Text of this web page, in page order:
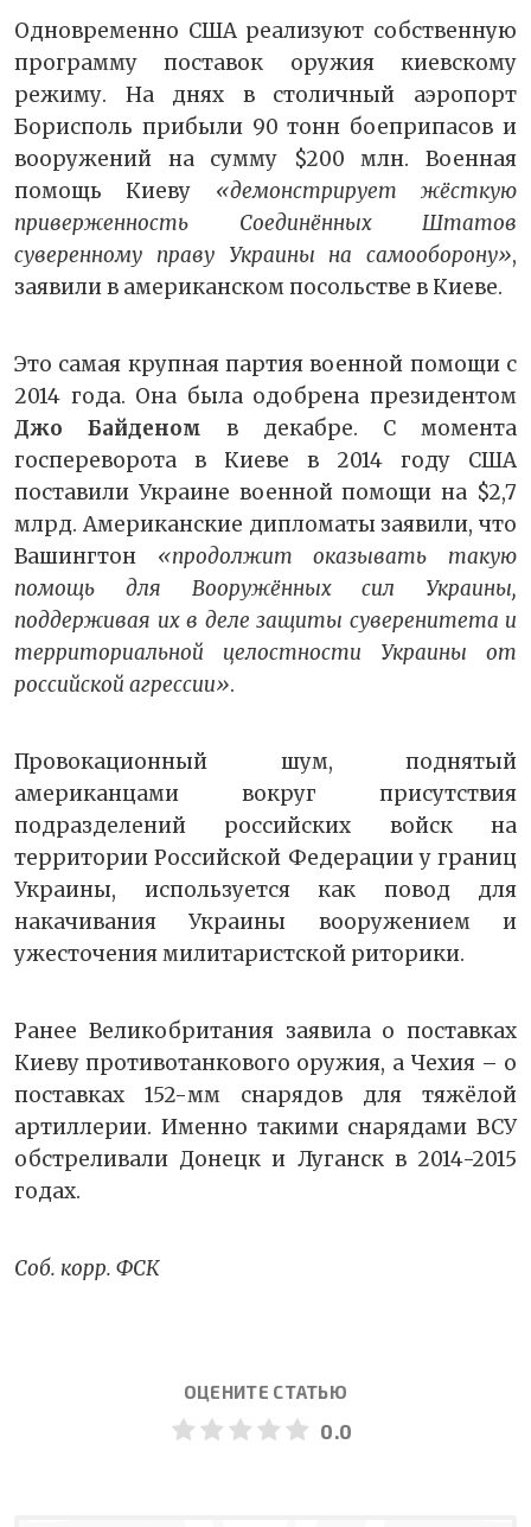
Одновременно США реализуют собственную
программу поставок оружия киевскому
режиму. На днях в столичный аэропорт
Борисполь прибыли 90 тонн боеприпасов и
вооружений на сумму $200 млн. Военная
помощь Киеву «демонстрирует жёсткую
приверженность Соединённых Штатов
суверенному праву Украины на самооборону»,
заявили в американском посольстве в Киеве.
Это самая крупная партия военной помощи с
2014 года. Она была одобрена президентом
Джо Байденом в декабре. С момента
госпереворота в Киеве в 2014 году США
поставили Украине военной помощи на $2,7
млрд. Американские дипломаты заявили, что
Вашингтон «продолжит оказывать такую
помощь для Вооружённых сил Украины,
поддерживая их в деле защиты суверенитета и
территориальной целостности Украины от
российской агрессии».
Провокационный шум, поднятый
американцами вокруг присутствия
подразделений российских войск на
территории Российской Федерации у границ
Украины, используется как повод для
накачивания Украины вооружением и
ужесточения милитаристской риторики.
Ранее Великобритания заявила о поставках
Киеву противотанкового оружия, а Чехия – о
поставках 152-мм снарядов для тяжёлой
артиллерии. Именно такими снарядами ВСУ
обстреливали Донецк и Луганск в 2014-2015
годах.
Соб. корр. ФСК
ОЦЕНИТЕ СТАТЬЮ
0.0